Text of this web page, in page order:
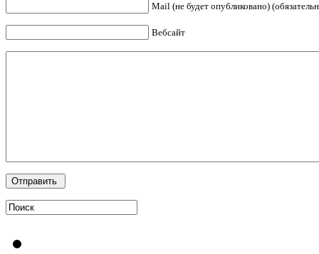
Mail (не будет опубликовано)
Вебсайт